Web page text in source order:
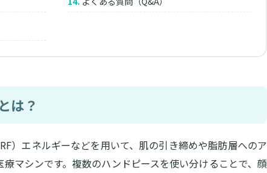
は？
）エネルギーなどを用いて、肌の引き締めや脂肪層へのア
マシンです。複数のハンドピースを使い分けることで、顔